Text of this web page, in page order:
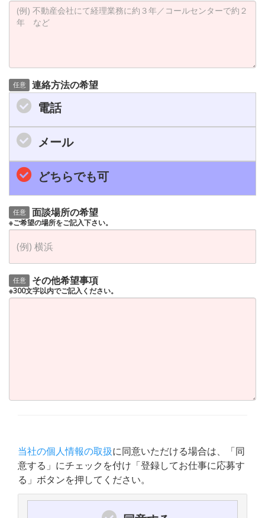
任意 連絡方法の希望
電話
メール
どちらでも可
任意 面談場所の希望
※ご希望の場所をご記入下さい。
任意 その他希望事項
※300文字以内でご記入ください。
当社の個人情報の取扱に同意いただける場合は、「同
意する」にチェックを付け「登録してお仕事に応募す
る」ボタンを押してください。